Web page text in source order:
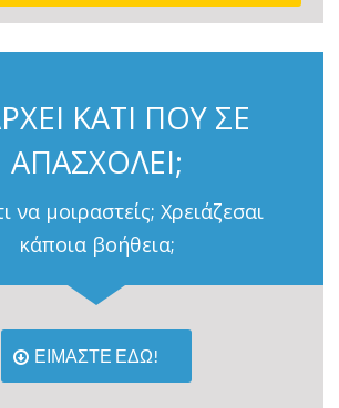
ΚΑΤΙ ΠΟΥ ΣΕ
ΑΠΑΣΧΟΛΕΙ;
να μοιραστείς; Χρειάζεσαι
κάποια βοήθεια;
ΕΙΜΑΣΤΕ ΕΔΩ!